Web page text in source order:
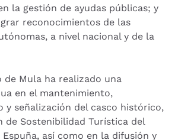
la gestión de ayudas públicas; y
reconocimientos de las
a nivel nacional y de la
de Mula ha realizado una
en el mantenimiento,
y señalización del casco histórico,
de Sostenibilidad Turística del
así como en la difusión y